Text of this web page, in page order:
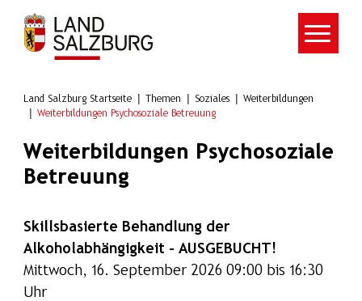
Zum Hauptinhalt springen
Land Salzburg Startseite Themen Soziales
Weiterbildungen
Weiterbildungen Psychosoziale Betreuung
Weiterbildungen Psychosoziale
Betreuung
Skillsbasierte Behandlung der
Alkoholabhängigkeit - AUSGEBUCHT!
Mittwoch, 16. September 2026 09:00 bis 16:30
Uhr